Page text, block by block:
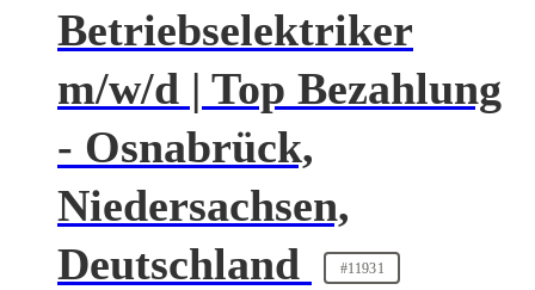
Betriebselektriker
m/w/d | Top Bezahlung
- Osnabrück,
Niedersachsen,
Deutschland
#11931